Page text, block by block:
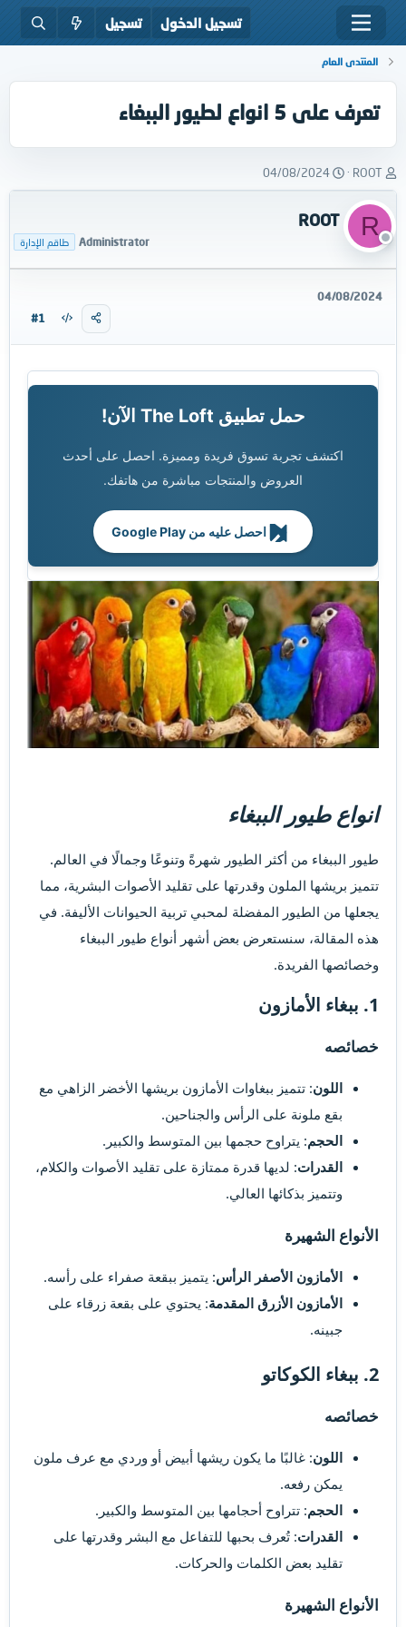
تسجيل الدخول تسجيل
المنتدى العام
تعرف على 5 انواع لطيور الببغاء
ب
ا
د
ئ
ا
ل
م
ض
ROOT
ت
ا
ي
ل
د
04/08/2024
R
ROOT
Administrator طاقم الإدارة
04/08/2024
#1
حمل تطبيق The Loft الآن!
اكتشف تجربة تسوق فريدة ومميزة. احصل على أحدث
العروض والمنتجات مباشرة من هاتفك.
احصل عليه من Google Play
انواع طيور الببغاء
طيور الببغاء من أكثر الطيور شهرةً وتنوعًا وجمالًا في العالم.
تتميز بريشها الملون وقدرتها على تقليد الأصوات البشرية، مما
يجعلها من الطيور المفضلة لمحبي تربية الحيوانات الأليفة. في
هذه المقالة، سنستعرض بعض أشهر أنواع طيور الببغاء
وخصائصها الفريدة.
1. ببغاء الأمازون​
خصائصه​
اللون: تتميز ببغاوات الأمازون بريشها الأخضر الزاهي مع
بقع ملونة على الرأس والجناحين.
الحجم: يتراوح حجمها بين المتوسط والكبير.
القدرات: لديها قدرة ممتازة على تقليد الأصوات والكلام،
وتتميز بذكائها العالي.
الأنواع الشهيرة​
الأمازون الأصفر الرأس: يتميز ببقعة صفراء على رأسه.
الأمازون الأزرق المقدمة: يحتوي على بقعة زرقاء على
جبينه.
2. ببغاء الكوكاتو​
خصائصه​
اللون: غالبًا ما يكون ريشها أبيض أو وردي مع عرف ملون
يمكن رفعه.
الحجم: تتراوح أحجامها بين المتوسط والكبير.
القدرات: تُعرف بحبها للتفاعل مع البشر وقدرتها على
تقليد بعض الكلمات والحركات.
الأنواع الشهيرة​